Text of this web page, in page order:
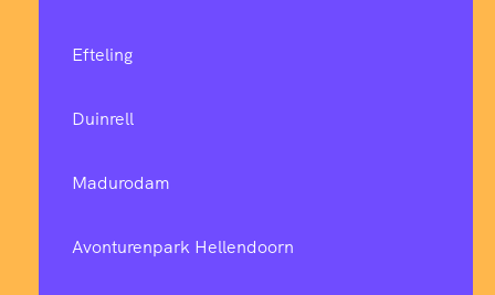
Efteling
Duinrell
Madurodam
Avonturenpark Hellendoorn